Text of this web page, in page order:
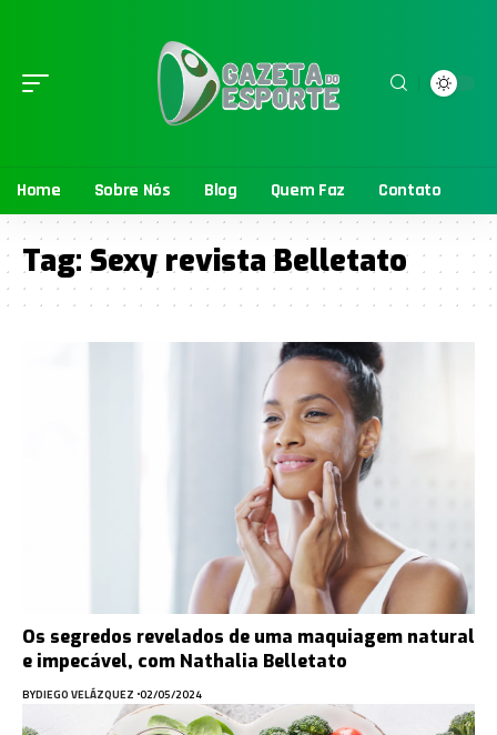
Home Sobre Nós Blog Quem Faz Contato
Tag: Sexy revista Belletato
Os segredos revelados de uma maquiagem natural
e impecável, com Nathalia Belletato
BYDIEGO VELÁZQUEZ 02/05/2024